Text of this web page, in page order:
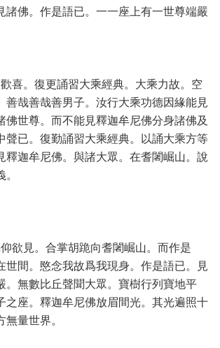
諸佛。作是語已。一一座上有一世尊端嚴
喜。復更誦習大乘經典。大乘力故。空
善哉善哉善男子。汝行大乘功德因緣能見
佛世尊。而不能見釋迦牟尼佛分身諸佛及
聲已。復勤誦習大乘經典。以誦大乘方等
釋迦牟尼佛。與諸大眾。在耆闍崛山。說
欲見。合掌胡跪向耆闍崛山。而作是
世間。愍念我故爲我現身。作是語已。見
。無數比丘聲聞大眾。寶樹行列寶地平
之座。釋迦牟尼佛放眉間光。其光遍照十
量世界。